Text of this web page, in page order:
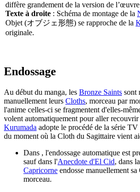
diffère grandement de la version de
Texte à droite : Schéma de montage de la
Objet (オブジェ形態) se rapproche de la
originale.
Endossage
Au début du manga, les Bronze Saints sont
manuellement leurs Cloths, morceau par
l'anime celles-ci se fragmentent d'elles-
volent automatiquement pour aller
Kurumada adopte le procédé de la série
du moment où la Cloth du Sagittaire vient
Dans , l'endossage automatique est
sauf dans l'Anecdote d'El Cid, dans
Capricorne endosse manuellement
morceau.